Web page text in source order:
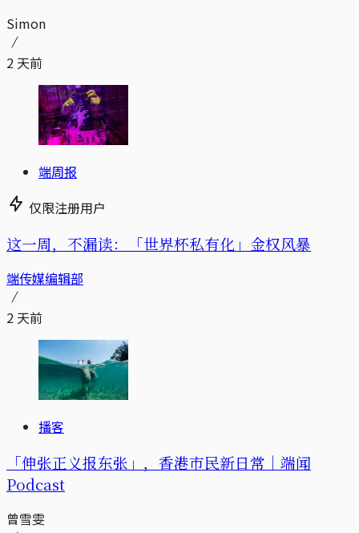
Simon
2 天前
端周报
仅限注册用户
这一周，不漏读：「世界杯私有化」金权风暴
端传媒编辑部
2 天前
播客
「伸张正义报东张」，香港市民新日常｜端闻
Podcast
曾雪雯